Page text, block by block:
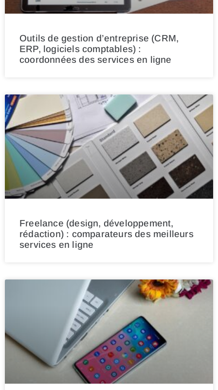
Outils de gestion d’entreprise (CRM,
ERP, logiciels comptables) :
coordonnées des services en ligne
Freelance (design, développement,
rédaction) : comparateurs des meilleurs
services en ligne